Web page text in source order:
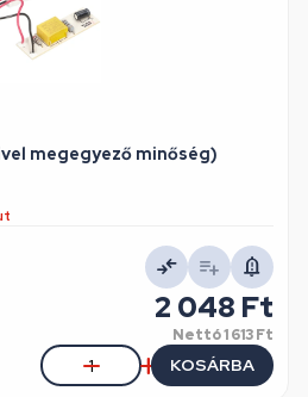
megegyező minőség)
2 048 Ft
Nettó1 613 Ft
KOSÁRBA